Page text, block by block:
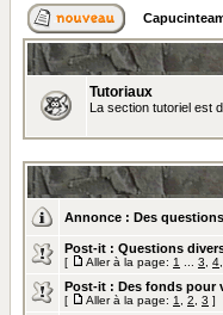
Tutoriaux
La section tutoriel est
Annonce : Des
Post-it : Questions
[ Aller à la page: 1 3 4
Post-it : Des fonds pour
[ Aller à la page: 1 2 3 ]